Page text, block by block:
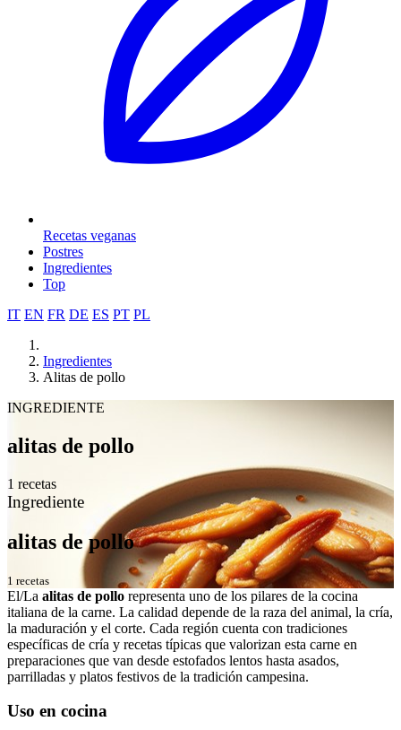
Recetas veganas
Postres
Ingredientes
Top
IT EN FR DE ES PT PL
Ingredientes
Alitas de pollo
INGREDIENTE
alitas de pollo
1 recetas
Ingrediente
alitas de pollo
1 recetas
El/La alitas de pollo representa uno de los pilares de la cocina
italiana de la carne. La calidad depende de la raza del animal, la cría,
la maduración y el corte. Cada región cuenta con tradiciones
específicas de cría y recetas típicas que valorizan esta carne en
preparaciones que van desde estofados lentos hasta asados,
parrilladas y platos festivos de la tradición campesina.
Uso en cocina